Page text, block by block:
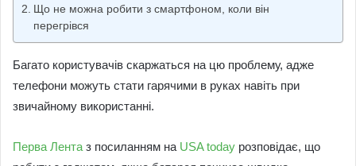
Що не можна робити з смартфоном, коли він
перегрівся
Багато користувачів скаржаться на цю проблему, адже
телефони можуть стати гарячими в руках навіть при
звичайному використанні.
Перва Лента з посиланням на USA today розповідає, що